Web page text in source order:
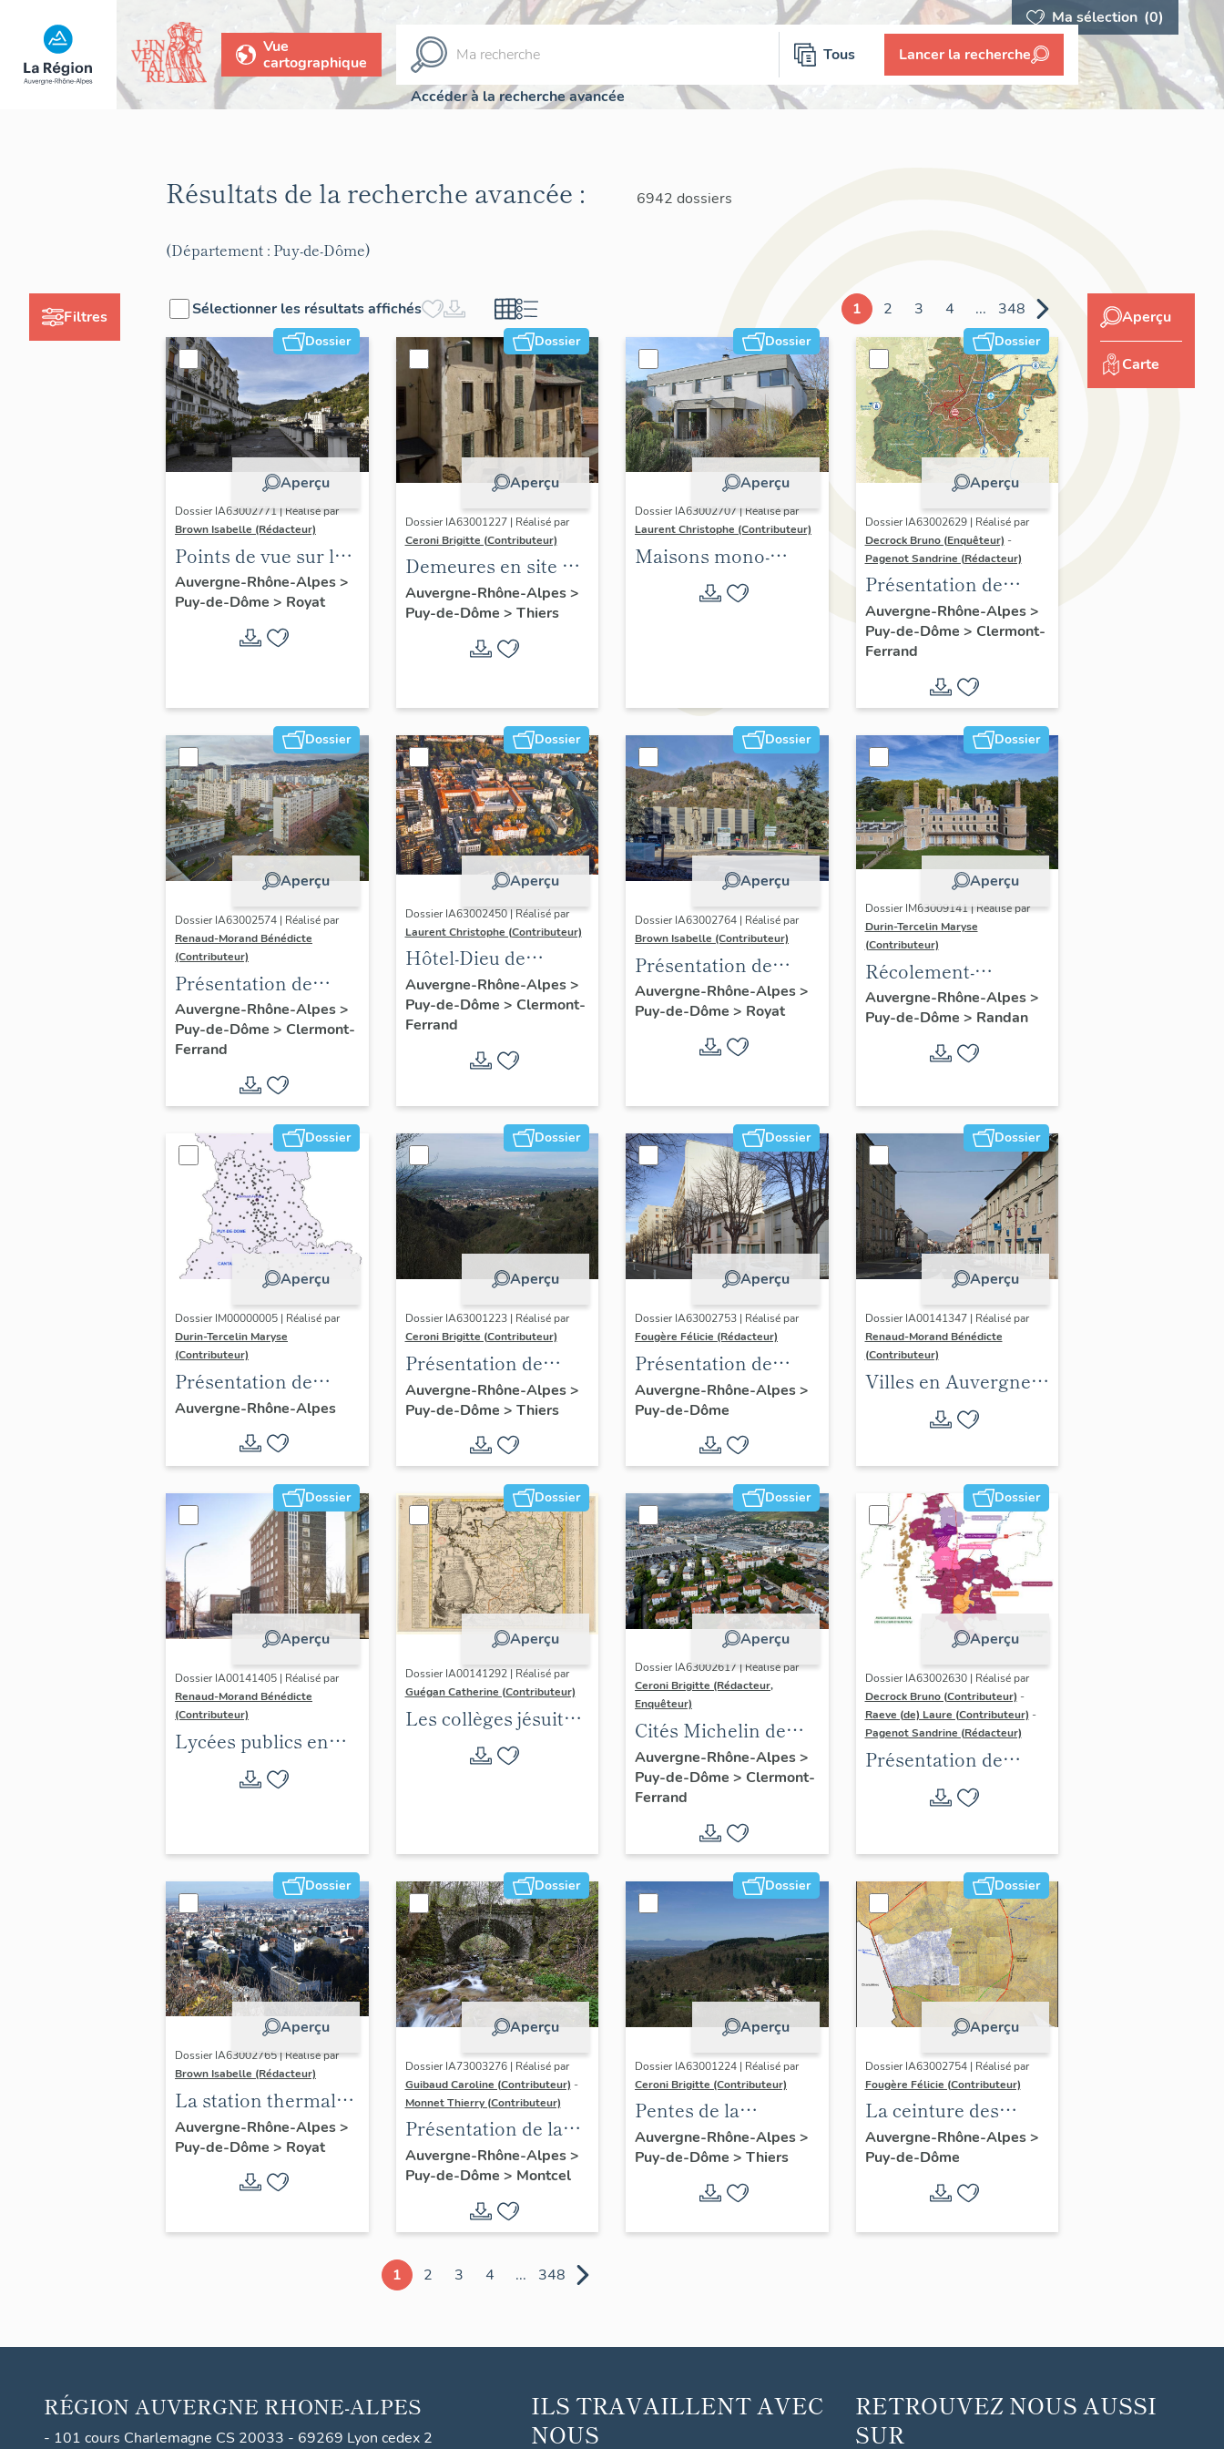
Ma sélection (0)
Vue
cartographique
Tous Lancer la recherche
Accéder à la recherche avancée
Filtres
Résultats de la recherche avancée : 6942 dossiers
(Département : Puy-de-Dôme)
Sélectionner les résultats affichés 1 2 3 4 ... 348
Dossier
Aperçu
Dossier IA63002771 | Réalisé par
Brown Isabelle (Rédacteur)
Points de vue sur le
paysage thermal
Auvergne-Rhône-Alpes>
Puy-de-Dôme > Royat
Dossier
Aperçu
Dossier IA63001227 | Réalisé par
Ceroni Brigitte (Contributeur)
Demeures en site de
pente
Auvergne-Rhône-Alpes>
Puy-de-Dôme > Thiers
Dossier
Aperçu
Dossier IA63002707 | Réalisé par
Laurent Christophe (Contributeur)
Maisons mono-
familiales
singulières des
Clermont Auvergne
métropole. 2021-2024.
Dossier
Aperçu
Dossier IA63002629 | Réalisé par
Decrock Bruno (Enquêteur) -
Pagenot Sandrine (Rédacteur)
Présentation de
l'opération
d'inventaire du
patrimoine viticole
du territoire de
Clermont-Auvergne-
Métropole
Auvergne-Rhône-Alpes>
Puy-de-Dôme > Clermont-
Ferrand
Dossier
Aperçu
Dossier IA63002574 | Réalisé par
Renaud-Morand Bénédicte
(Contributeur)
Présentation de
l'opération
ponctuelle "Muraille
de Chine" (de
Clermont-Ferrand)
Auvergne-Rhône-Alpes>
Puy-de-Dôme > Clermont-
Ferrand
Dossier
Aperçu
Dossier IA63002450 | Réalisé par
Laurent Christophe (Contributeur)
Hôtel-Dieu de
Clermont-Ferrand :
les raisons de l'étude
Auvergne-Rhône-Alpes>
Puy-de-Dôme > Clermont-
Ferrand
Dossier
Aperçu
Dossier IA63002764 | Réalisé par
Brown Isabelle (Contributeur)
Présentation de
l'opération
d'inventaire de la
station thermale de
Royat-Chamalières
Auvergne-Rhône-Alpes>
Puy-de-Dôme > Royat
Dossier
Aperçu
Dossier IM63009141 | Réalisé par
Durin-Tercelin Maryse
(Contributeur)
Récolement-
inventaire du fonds
mobilier du domaine
royal de Randan
Auvergne-Rhône-Alpes>
Puy-de-Dôme > Randan
Dossier
Aperçu
Dossier IM00000005 | Réalisé par
Durin-Tercelin Maryse
(Contributeur)
Présentation de
l’opération tissus et
ornements
liturgiques en
Auvergne-Rhône-Alpes
Dossier
Aperçu
Dossier IA63001223 | Réalisé par
Ceroni Brigitte (Contributeur)
Présentation de
l'enquête thématique
régionale "Pentes de
la commune de
Thiers"
Auvergne-Rhône-Alpes>
Puy-de-Dôme > Thiers
Dossier
Aperçu
Dossier IA63002753 | Réalisé par
Fougère Félicie (Rédacteur)
Présentation de
l'opération
d'inventaire des
boulevards de
ceinture de
Clermont-Ferrand
Auvergne-Rhône-Alpes>
Puy-de-Dôme
Dossier
Aperçu
Dossier IA00141347 | Réalisé par
Renaud-Morand Bénédicte
(Contributeur)
Villes en Auvergne :
les formes urbaines
Dossier
Aperçu
Dossier IA00141405 | Réalisé par
Renaud-Morand Bénédicte
(Contributeur)
Lycées publics en
espace urbain (1802-
Dossier
Aperçu
Dossier IA00141292 | Réalisé par
Guégan Catherine (Contributeur)
Les collèges jésuites
d'Ancien Régime
(1556-1763) dans la
Dossier
Aperçu
Dossier IA63002617 | Réalisé par
Ceroni Brigitte (Rédacteur,
Enquêteur)
Cités Michelin de
l'agglomération
clermontoise
Auvergne-Rhône-Alpes>
Puy-de-Dôme > Clermont-
Ferrand
Dossier
Aperçu
Dossier IA63002630 | Réalisé par
Decrock Bruno (Contributeur) -
Raeve (de) Laure (Contributeur) -
Pagenot Sandrine (Rédacteur)
Présentation de
l'aire d'étude de
l'inventaire du
de Clermont-
Auvergne-Métropole
Dossier
Aperçu
Dossier IA63002765 | Réalisé par
Brown Isabelle (Rédacteur)
La station thermale
de Royat-
Chamalières
Auvergne-Rhône-Alpes>
Puy-de-Dôme > Royat
Dossier
Aperçu
Dossier IA73003276 | Réalisé par
Guibaud Caroline (Contributeur) -
Monnet Thierry (Contributeur)
Présentation de la
commune de
Montcel
Auvergne-Rhône-Alpes>
Puy-de-Dôme > Montcel
Dossier
Aperçu
Dossier IA63001224 | Réalisé par
Ceroni Brigitte (Contributeur)
Pentes de la
commune de Thiers
Auvergne-Rhône-Alpes>
Puy-de-Dôme > Thiers
Dossier
Aperçu
Dossier IA63002754 | Réalisé par
Fougère Félicie (Contributeur)
La ceinture des
boulevards de
Clermont-Ferrand
Auvergne-Rhône-Alpes>
Puy-de-Dôme
1 2 3 4 ... 348
Aperçu
Carte
RÉGION AUVERGNE RHONE-ALPES
- 101 cours Charlemagne CS 20033 - 69269 Lyon cedex 2
ILS TRAVAILLENT AVEC
NOUS
RETROUVEZ NOUS AUSSI
SUR